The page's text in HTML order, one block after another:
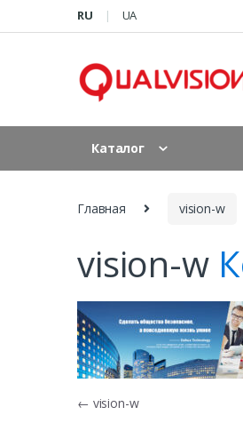
Skip to navigation
Skip to contentRU UA
Каталог
Главная vision-w
vision-w
Навигация
← vision-w